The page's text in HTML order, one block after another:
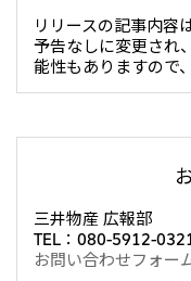
リリースの記事内容
予告なしに変更され
能性もありますので
三井物産 広報部
TEL：080-5912-
お問い合わせフォー